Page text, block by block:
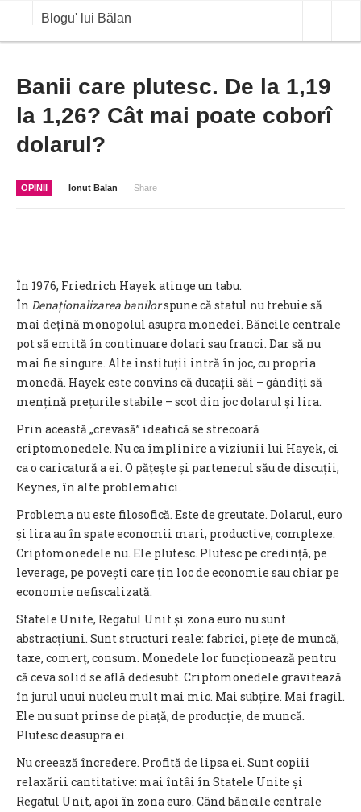
Blogu' lui Bălan
ANALIZE
BLOG IN DIALOG
Banii care plutesc. De la 1,19
la 1,26? Cât mai poate coborî
dolarul?
OPINII Ionut Balan Share
În 1976, Friedrich Hayek atinge un tabu.
În Denaționalizarea banilorspune că statul nu trebuie să
mai dețină monopolul asupra monedei. Băncile centrale
pot să emită în continuare dolari sau franci. Dar să nu
mai fie singure. Alte instituții intră în joc, cu propria
monedă. Hayek este convins că ducații săi – gândiți să
mențină prețurile stabile – scot din joc dolarul și lira.
Prin această „crevasă” ideatică se strecoară
criptomonedele. Nu ca împlinire a viziunii lui Hayek, ci
ca o caricatură a ei. O pățește și partenerul său de discuții,
Keynes, în alte problematici.
Problema nu este filosofică. Este de greutate. Dolarul, euro
și lira au în spate economii mari, productive, complexe.
Criptomonedele nu. Ele plutesc. Plutesc pe credință, pe
leverage, pe povești care țin loc de economie sau chiar pe
economie nefiscalizată.
Statele Unite, Regatul Unit și zona euro nu sunt
abstracțiuni. Sunt structuri reale: fabrici, piețe de muncă,
taxe, comerț, consum. Monedele lor funcționează pentru
că ceva solid se află dedesubt. Criptomonedele gravitează
în jurul unui nucleu mult mai mic. Mai subțire. Mai fragil.
Ele nu sunt prinse de piață, de producție, de muncă.
Plutesc deasupra ei.
Nu creează încredere. Profită de lipsa ei. Sunt copiii
relaxării cantitative: mai întâi în Statele Unite și
Regatul Unit, apoi în zona euro. Când băncile centrale